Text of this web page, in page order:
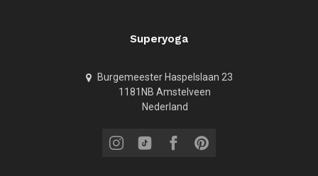
Superyoga
Burgemeester Haspelslaan 23
1181NB Amstelveen
Nederland